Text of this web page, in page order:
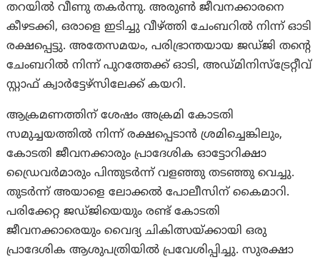
തറയില്‍ വീണു തകർന്നു. അരുൺ ജീവനക്കാരനെ
കീഴടക്കി, ഒരാളെ ഇടിച്ചു വീഴ്ത്തി ചേംബറിൽ നിന്ന് ഓടി
രക്ഷപ്പെട്ടു. അതേസമയം, പരിഭ്രാന്തയായ ജഡ്ജി തന്റെ
ചേംബറിൽ നിന്ന് പുറത്തേക്ക് ഓടി, അഡ്മിനിസ്ട്രേറ്റീവ്
സ്റ്റാഫ് ക്വാർട്ടേഴ്‌സിലേക്ക് കയറി.
ആക്രമണത്തിന് ശേഷം അക്രമി കോടതി
സമുച്ചയത്തിൽ നിന്ന് രക്ഷപ്പെടാൻ ശ്രമിച്ചെങ്കിലും,
കോടതി ജീവനക്കാരും പ്രാദേശിക ഓട്ടോറിക്ഷാ
ഡ്രൈവർമാരും പിന്തുടർന്ന് വളഞ്ഞു തടഞ്ഞു വെച്ചു.
തുടർന്ന് അയാളെ ലോക്കൽ പോലീസിന് കൈമാറി.
പരിക്കേറ്റ ജഡ്ജിയെയും രണ്ട് കോടതി
ജീവനക്കാരെയും വൈദ്യ ചികിത്സയ്ക്കായി ഒരു
പ്രാദേശിക ആശുപത്രിയിൽ പ്രവേശിപ്പിച്ചു. സുരക്ഷാ